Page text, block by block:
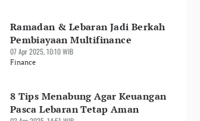
Ramadan & Lebaran Jadi Berkah
Pembiayaan Multifinance
07 Apr 2025, 10:10 WIB
Finance
8 Tips Menabung Agar Keuangan
Pasca Lebaran Tetap Aman